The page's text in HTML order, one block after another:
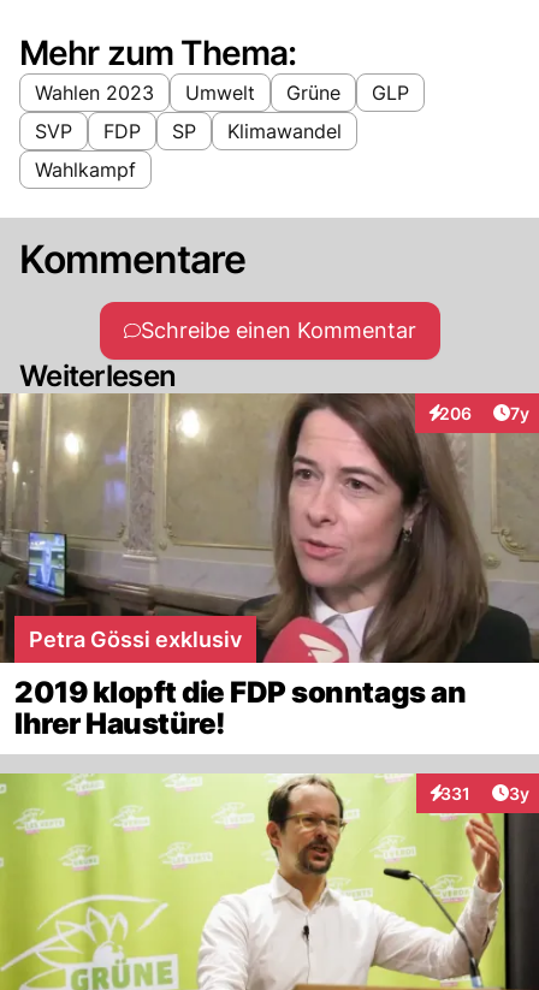
Mehr zum Thema:
Wahlen 2023 Umwelt Grüne
GLP
SVP
FDP SP
Klimawandel
Wahlkampf
Kommentare
Schreibe einen Kommentar
Weiterlesen
206
Interaktionen
7y
Petra Gössi exklusiv
2019 klopft die FDP sonntags an
Ihrer Haustüre!
331
Interaktionen
3y